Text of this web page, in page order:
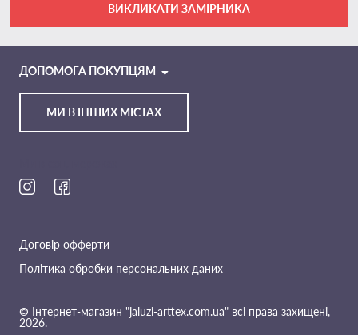
TELEGRAM
ВИКЛИКАТИ ЗАМІРНИКА
МИ В ІНШИХ МІСТАХ
ДОПОМОГА ПОКУПЦЯМ
© Інтернет-магазин "jaluzi-arttex.com.ua" всі права захищені,
2026.
Договір офферти
Політика обробки персональних даних